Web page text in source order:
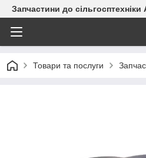
Запчастини до
Товари та послуги